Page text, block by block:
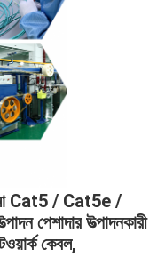
Cat5 / Cat5e /
উত্পাদনকারী
কেবল,